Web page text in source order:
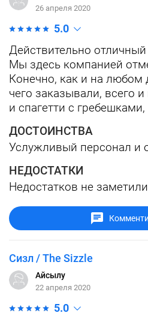
26 апреля 2020
5.0
Действительно
Мы здесь компанией
Конечно, как и на
чего заказывали, всего
и спагетти с
ДОСТОИНСТВА
Услужливый персонал и
НЕДОСТАТКИ
Недостатков не
Сизл / The Sizzle
Айсылу
22 апреля 2020
5.0